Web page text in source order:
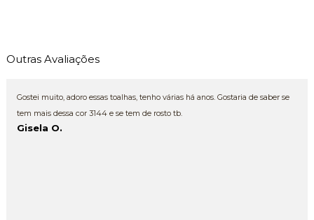
Outras Avaliações
Gostei muito, adoro essas toalhas, tenho várias há anos. Gostaria de saber se
tem mais dessa cor 3144 e se tem de rosto tb.
Gisela O.